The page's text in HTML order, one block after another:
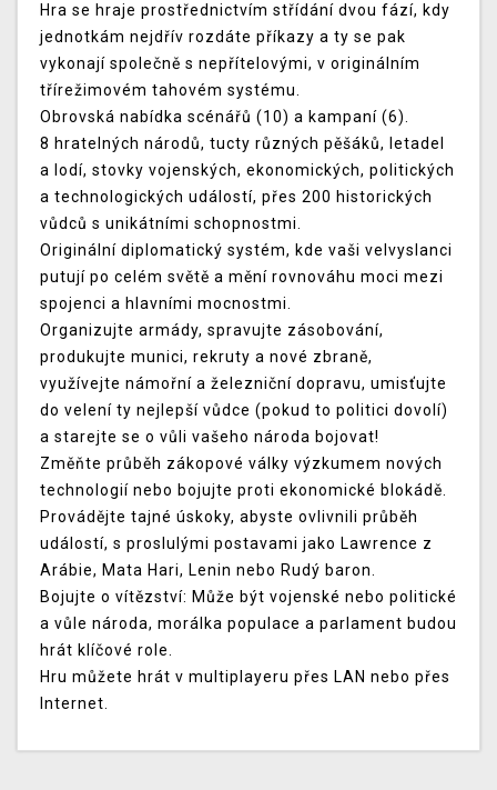
Hra se hraje prostřednictvím střídání dvou fází, kdy
jednotkám nejdřív rozdáte příkazy a ty se pak
vykonají společně s nepřítelovými, v originálním
třírežimovém tahovém systému.
Obrovská nabídka scénářů (10) a kampaní (6).
8 hratelných národů, tucty různých pěšáků, letadel
a lodí, stovky vojenských, ekonomických, politických
a technologických událostí, přes 200 historických
vůdců s unikátními schopnostmi.
Originální diplomatický systém, kde vaši velvyslanci
putují po celém světě a mění rovnováhu moci mezi
spojenci a hlavními mocnostmi.
Organizujte armády, spravujte zásobování,
produkujte munici, rekruty a nové zbraně,
využívejte námořní a železniční dopravu, umisťujte
do velení ty nejlepší vůdce (pokud to politici dovolí)
a starejte se o vůli vašeho národa bojovat!
Změňte průběh zákopové války výzkumem nových
technologií nebo bojujte proti ekonomické blokádě.
Provádějte tajné úskoky, abyste ovlivnili průběh
událostí, s proslulými postavami jako Lawrence z
Arábie, Mata Hari, Lenin nebo Rudý baron.
Bojujte o vítězství: Může být vojenské nebo politické
a vůle národa, morálka populace a parlament budou
hrát klíčové role.
Hru můžete hrát v multiplayeru přes LAN nebo přes
Internet.